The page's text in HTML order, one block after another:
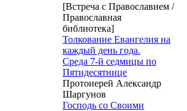
[Встреча с Православием /
Православная
библиотека]
Толкование Евангелия на
каждый день года.
Среда 7-й седмицы по
Пятидесятнице
Протоиерей Александр
Шаргунов
Господь со Своими